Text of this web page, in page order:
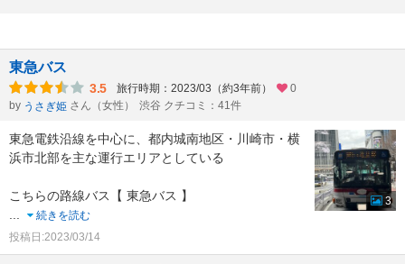
東急バス
3.5 旅行時期：2023/03（約3年前）
0
by うさぎ姫 さん（女性） 渋谷 クチコミ：41件
東急電鉄沿線を中心に、都内城南地区・川崎市・横
浜市北部を主な運行エリアとしている
こちらの路線バス【 東急バス 】
続きを読む
投稿日:2023/03/14
3